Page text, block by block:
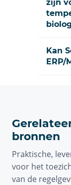
zijn
Kan
ERP/
bronnen
Praktische,
voor het
van de